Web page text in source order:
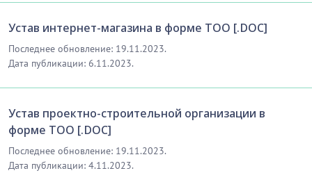
Устав интернет-магазина в форме ТОО [.DOC]
Последнее обновление: 19.11.2023.
Дата публикации: 6.11.2023.
Устав проектно-строительной организации в
форме ТОО [.DOC]
Последнее обновление: 19.11.2023.
Дата публикации: 4.11.2023.